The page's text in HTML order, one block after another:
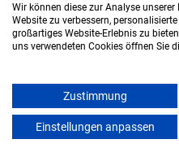
Duales Studium
am virtuellen Campus
Wir können diese zur Analyse
Website zu verbessern,
großartiges Website-Erlebnis zu
uns verwendeten Cookies öffnen Sie
Zustimmung
Einstellungen anpassen